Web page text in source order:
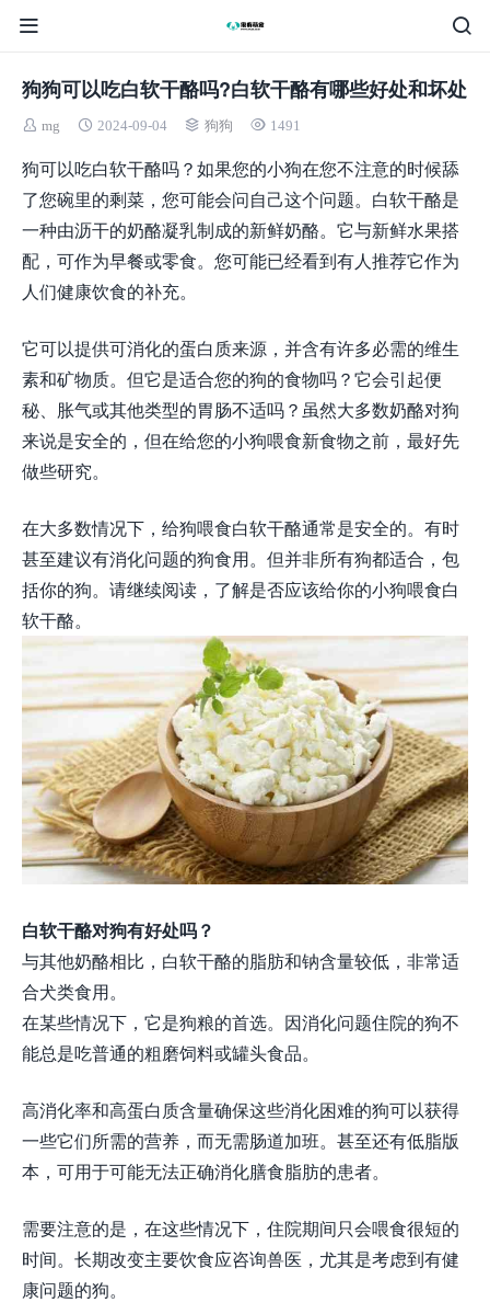
狗狗可以吃白软干酪吗?白软干酪有哪些好处和坏处
mg 2024-09-04 狗狗 1491
狗可以吃白软干酪吗？如果您的小狗在您不注意的时候舔
了您碗里的剩菜，您可能会问自己这个问题。白软干酪是
一种由沥干的奶酪凝乳制成的新鲜奶酪。它与新鲜水果搭
配，可作为早餐或零食。您可能已经看到有人推荐它作为
人们健康饮食的补充。
它可以提供可消化的蛋白质来源，并含有许多必需的维生
素和矿物质。但它是适合您的狗的食物吗？它会引起便
秘、胀气或其他类型的胃肠不适吗？虽然大多数奶酪对狗
来说是安全的，但在给您的小狗喂食新食物之前，最好先
做些研究。
在大多数情况下，给狗喂食白软干酪通常是安全的。有时
甚至建议有消化问题的狗食用。但并非所有狗都适合，包
括你的狗。请继续阅读，了解是否应该给你的小狗喂食白
软干酪。
白软干酪对狗有好处吗？
与其他奶酪相比，白软干酪的脂肪和钠含量较低，非常适
合犬类食用。
在某些情况下，它是狗粮的首选。因消化问题住院的狗不
能总是吃普通的粗磨饲料或罐头食品。
高消化率和高蛋白质含量确保这些消化困难的狗可以获得
一些它们所需的营养，而无需肠道加班。甚至还有低脂版
本，可用于可能无法正确消化膳食脂肪的患者。
需要注意的是，在这些情况下，住院期间只会喂食很短的
时间。长期改变主要饮食应咨询兽医，尤其是考虑到有健
康问题的狗。